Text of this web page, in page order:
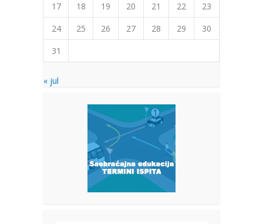
17
18 19 20 21 22
23
24
25 26 27 28 29
30
31
« jul